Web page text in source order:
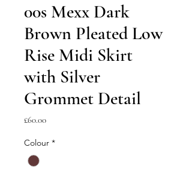
00s Mexx Dark
Brown Pleated Low
Rise Midi Skirt
with Silver
Grommet Detail
£60.00價
Colour *